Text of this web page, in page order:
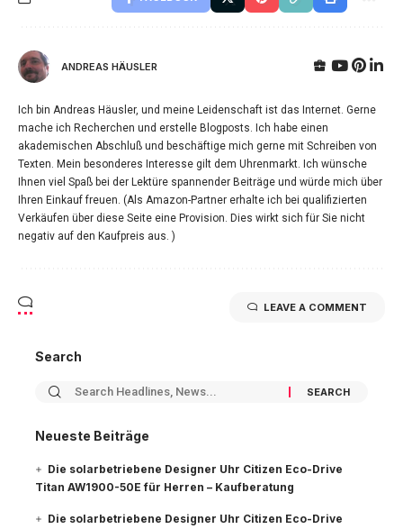
ANDREAS HÄUSLER
Ich bin Andreas Häusler, und meine Leidenschaft ist das Internet. Gerne
mache ich Recherchen und erstelle Blogposts. Ich habe einen
akademischen Abschluß und beschäftige mich gerne mit Schreiben von
Texten. Mein besonderes Interesse gilt dem Uhrenmarkt. Ich wünsche
Ihnen viel Spaß bei der Lektüre spannender Beiträge und würde mich über
Ihren Einkauf freuen. (Als Amazon-Partner erhalte ich bei qualifizierten
Verkäufen über diese Seite eine Provision. Dies wirkt sich für Sie nicht
negativ auf den Kaufpreis aus. )
LEAVE A COMMENT
Search
Neueste Beiträge
Die solarbetriebene Designer Uhr Citizen Eco-Drive
Titan AW1900-50E für Herren – Kaufberatung
Die solarbetriebene Designer Uhr Citizen Eco-Drive